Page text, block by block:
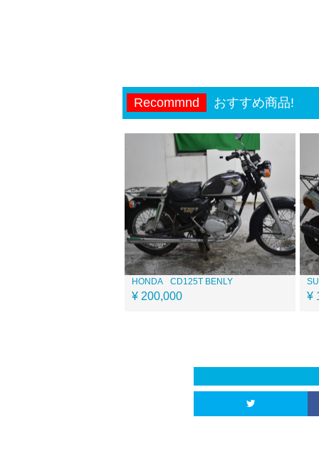
Recommnd おすすめ商品!
HONDA CD125T BENLY
¥ 200,000 ¥